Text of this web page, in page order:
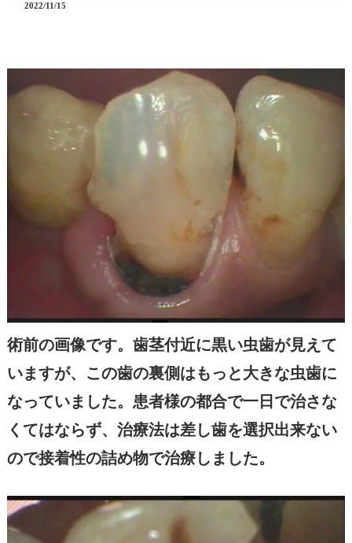
2022/11/15
術前の画像です。歯茎付近に黒い虫歯が見えて
いますが、この歯の裏側はもっと大きな虫歯に
なっていました。患者様の都合で一日で治さな
くてはならず、治療法は差し歯を選択出来ない
ので接着性の詰め物で治療しました。